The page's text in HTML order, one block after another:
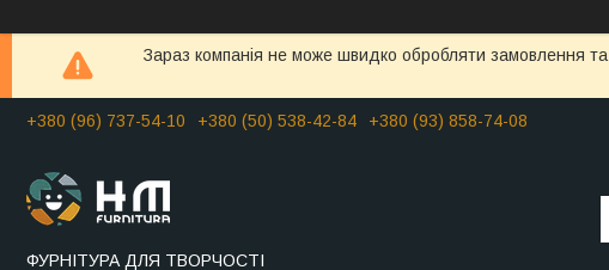
Зараз компанія не може швидко обробляти замовлення
+380 (96) 737-54-10 +380 (50) 538-42-84 +380 (93) 858-74-08
ФУРНІТУРА ДЛЯ ТВОРЧОСТІ